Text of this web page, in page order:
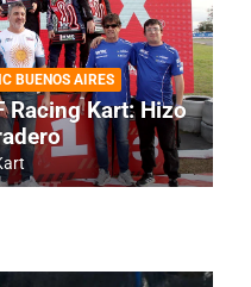
BUENOS AIRES
Racing Kart: Hizo